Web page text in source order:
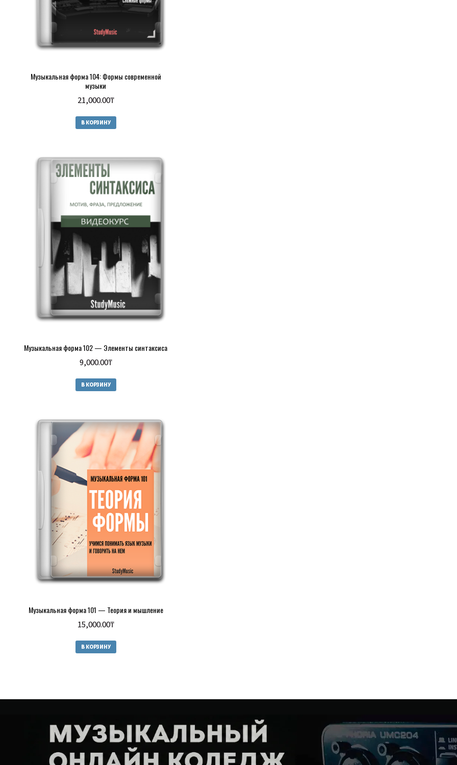
Музыкальная форма 104: Формы современной
музыки
21,000.00₸
В КОРЗИНУ
Музыкальная форма 102 — Элементы синтаксиса
9,000.00₸
В КОРЗИНУ
Музыкальная форма 101 — Теория и мышление
15,000.00₸
В КОРЗИНУ